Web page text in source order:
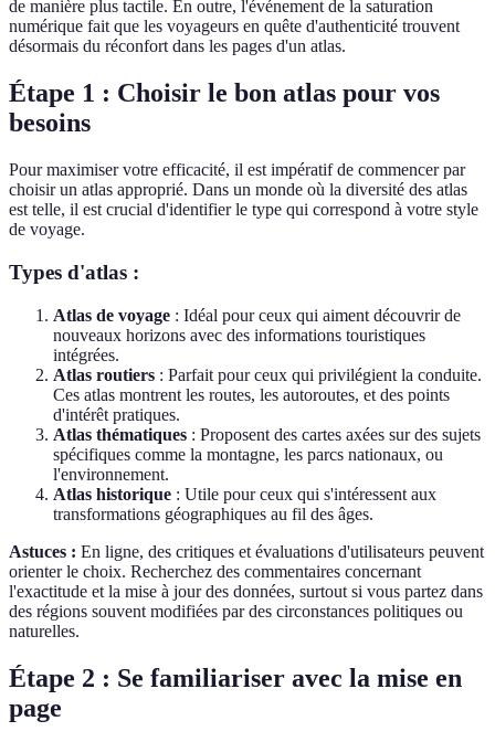
de manière plus tactile. En outre, l'événement de la saturation
numérique fait que les voyageurs en quête d'authenticité trouvent
désormais du réconfort dans les pages d'un atlas.
Étape 1 : Choisir le bon atlas pour vos
besoins
Pour maximiser votre efficacité, il est impératif de commencer par
choisir un atlas approprié. Dans un monde où la diversité des atlas
est telle, il est crucial d'identifier le type qui correspond à votre style
de voyage.
Types d'atlas :
Atlas de voyage : Idéal pour ceux qui aiment découvrir de
nouveaux horizons avec des informations touristiques
intégrées.
Atlas routiers : Parfait pour ceux qui privilégient la conduite.
Ces atlas montrent les routes, les autoroutes, et des points
d'intérêt pratiques.
Atlas thématiques : Proposent des cartes axées sur des sujets
spécifiques comme la montagne, les parcs nationaux, ou
l'environnement.
Atlas historique : Utile pour ceux qui s'intéressent aux
transformations géographiques au fil des âges.
Astuces : En ligne, des critiques et évaluations d'utilisateurs peuvent
orienter le choix. Recherchez des commentaires concernant
l'exactitude et la mise à jour des données, surtout si vous partez dans
des régions souvent modifiées par des circonstances politiques ou
naturelles.
Étape 2 : Se familiariser avec la mise en
page